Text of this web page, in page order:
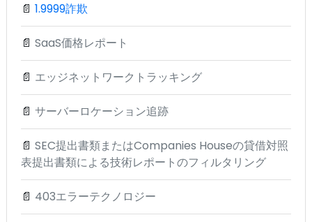
📄 1.9999詐欺
📄 SaaS価格レポート
📄 エッジネットワークトラッキング
📄 サーバーロケーション追跡
📄 SEC提出書類またはCompanies Houseの貸借対照
表提出書類による技術レポートのフィルタリング
📄 403エラーテクノロジー